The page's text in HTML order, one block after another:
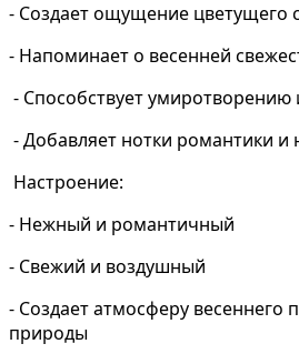
- Создает ощущение цветущего
- Напоминает о весенней
- Способствует умиротворению
- Добавляет нотки романтики и
Настроение:
- Нежный и романтичный
- Свежий и воздушный
- Создает атмосферу весеннего
природы